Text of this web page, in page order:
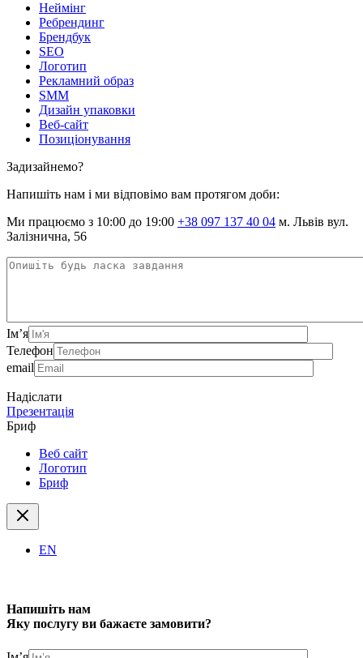
Неймінг
Ребрендинг
Брендбук
SEO
Логотип
Рекламний образ
SMM
Дизайн упаковки
Веб-сайт
Позиціонування
Задизайнемо?
Напишіть нам і ми відповімо вам протягом доби:
Ми працюємо з 10:00 до 19:00 +38 097 137 40 04 м. Львів вул.
Залізнична, 56
Ім’я
Телефон
email
Надіслати
Презентація
Бриф
Веб сайт
Логотип
Бриф
EN
Напишіть нам
Яку послугу ви бажаєте замовити?